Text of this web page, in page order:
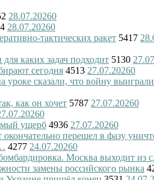
28.07.20260
28.07.20260
тактических ракет 5417
каких задач подходит 5130
сегодня 4513 27.07.20260
уроке сказали, что войну
как он хочет 5787 27.07.20260
0
ущерб 4936 27.07.20260
перешел в фазу
4277 24.07.20260
Москва выходит из
замены российского рынка